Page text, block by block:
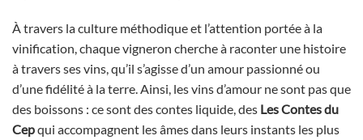
À travers la culture méthodique et l’attention portée à la
vinification, chaque vigneron cherche à raconter une histoire
à travers ses vins, qu’il s’agisse d’un amour passionné ou
d’une fidélité à la terre. Ainsi, les vins d’amour ne sont pas que
des boissons : ce sont des contes liquide, des Les Contes du
Cepqui accompagnent les âmes dans leurs instants les plus